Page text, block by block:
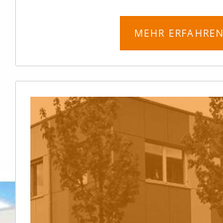
MEHR ERFAHREN